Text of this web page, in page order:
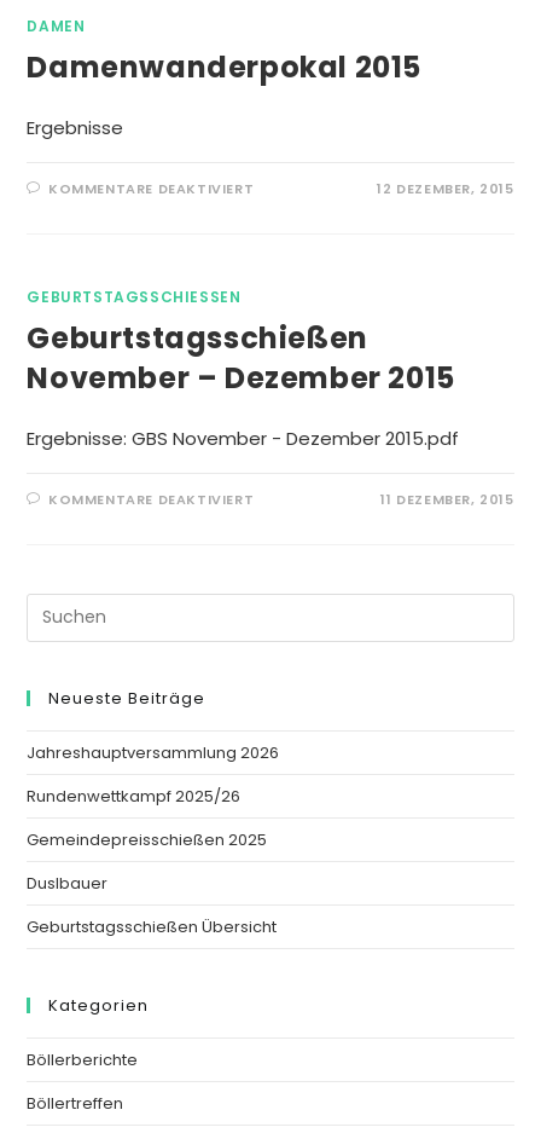
DAMEN
Damenwanderpokal 2015
Ergebnisse
KOMMENTARE DEAKTIVIERT 12 DEZEMBER, 2015
GEBURTSTAGSSCHIESSEN
Geburtstagsschießen
November – Dezember 2015
Ergebnisse: GBS November - Dezember 2015.pdf
KOMMENTARE DEAKTIVIERT 11 DEZEMBER, 2015
Neueste Beiträge
Jahreshauptversammlung 2026
Rundenwettkampf 2025/26
Gemeindepreisschießen 2025
Duslbauer
Geburtstagsschießen Übersicht
Kategorien
Böllerberichte
Böllertreffen